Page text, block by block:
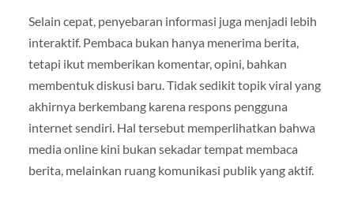
Selain cepat, penyebaran informasi juga menjadi lebih
interaktif. Pembaca bukan hanya menerima berita,
tetapi ikut memberikan komentar, opini, bahkan
membentuk diskusi baru. Tidak sedikit topik viral yang
akhirnya berkembang karena respons pengguna
internet sendiri. Hal tersebut memperlihatkan bahwa
media online kini bukan sekadar tempat membaca
berita, melainkan ruang komunikasi publik yang aktif.